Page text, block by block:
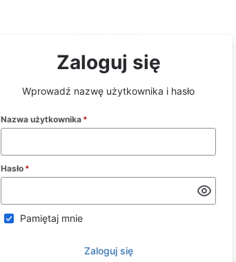
Zaloguj się
Wprowadź nazwę użytkownika i hasło
Nazwa użytkownika *
Hasło *
Pamiętaj mnie
Zaloguj się